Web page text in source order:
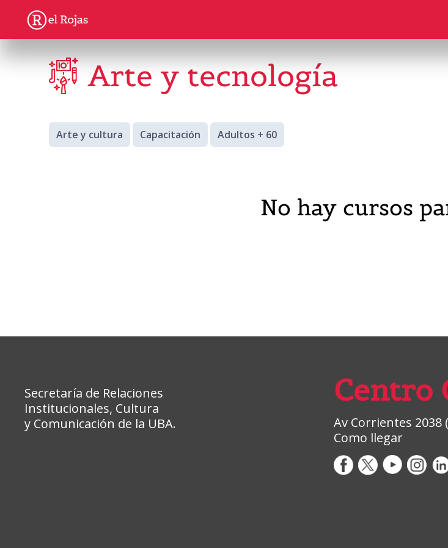
Arte y tecnología
Arte y cultura Capacitación Adultos + 60
No hay cursos
Secretaría de Relaciones
Institucionales, Cultura
y Comunicación de la UBA.
Centro
Av Corrientes 2038
Como llegar